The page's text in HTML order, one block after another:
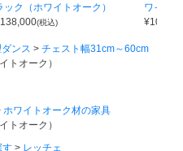
ック（ホワイトオーク）
138,000(税込)
ワイト
¥
ンス
チェスト幅31cm～60cm
トオーク）
ホワイトオーク材の家具
トオーク）
す レッチェ